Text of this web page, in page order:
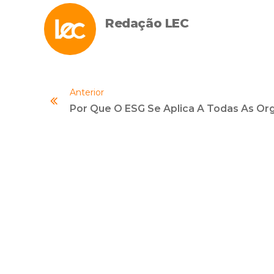
Redação LEC
Anterior